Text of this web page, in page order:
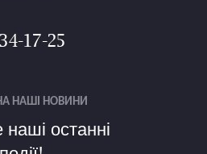
17-25
НАШІ НОВИНИ
останні